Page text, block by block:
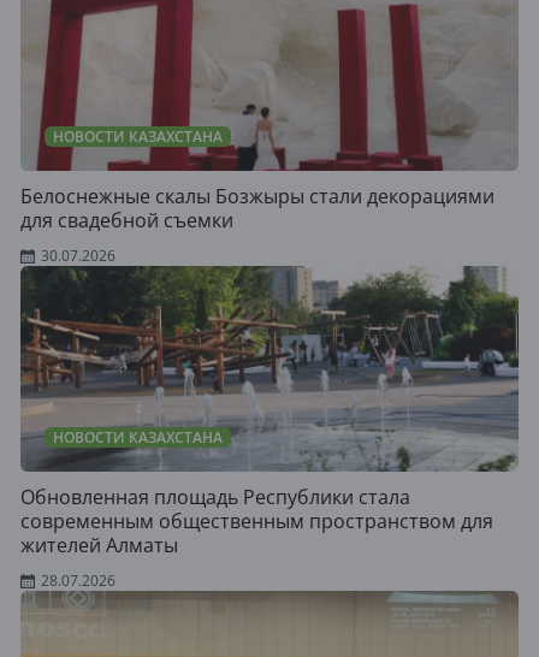
НОВОСТИ КАЗАХСТАНА
Белоснежные скалы Бозжыры стали декорациями
для свадебной съемки
30.07.2026
НОВОСТИ КАЗАХСТАНА
Обновленная площадь Республики стала
современным общественным пространством для
жителей Алматы
28.07.2026